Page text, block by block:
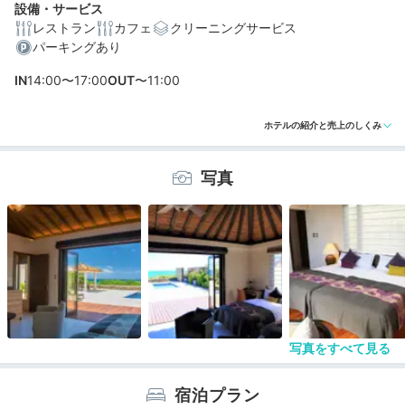
編集部おすすめの３つのポイント
ウェルカムドリンクとフルーツ、ビール、送迎。嬉しい
サービス
設備・サービス
レストラン
カフェ
クリーニングサービス
パーキングあり
IN14:00〜17:00OUT〜11:00
ホテルの紹介と売上のしくみ
写真
写真をすべて見る
宿泊プラン